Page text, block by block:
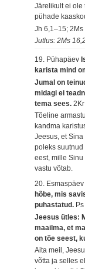
Järelikult ei ole
pühade
Jh 6,1–15;
Jutlus: 2Ms
19. Pühapäev
karista mind
Jumal on
midagi ei
tema sees.
Tõeline
kandma
Jeesus, et
poleks
eest, mille
vastu võtab.
20. Esmaspäev
hõbe, mis
puhastatud.
Jeesus ütles:
maailma, et
on tõe seest,
Aita meil,
võtta ja selles